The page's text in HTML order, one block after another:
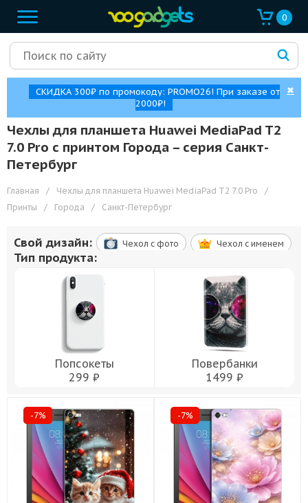
0
СКИДКА 300₽ по промокоду: PROMO26! При заказе от
2000₽!
✖
Чехлы для планшета Huawei MediaPad T2
7.0 Pro с принтом Города – cерия Санкт-
Петербург
Главная / Чехлы для планшета Huawei MediaPad T2 7.0 Pro
/
Принты
/ Города / Санкт-Петербург
Свой дизайн: Чехол c фото Чехол c именем
Тип продукта:
Попсокеты
299 ₽
Повербанки
1499 ₽
-7% -7%